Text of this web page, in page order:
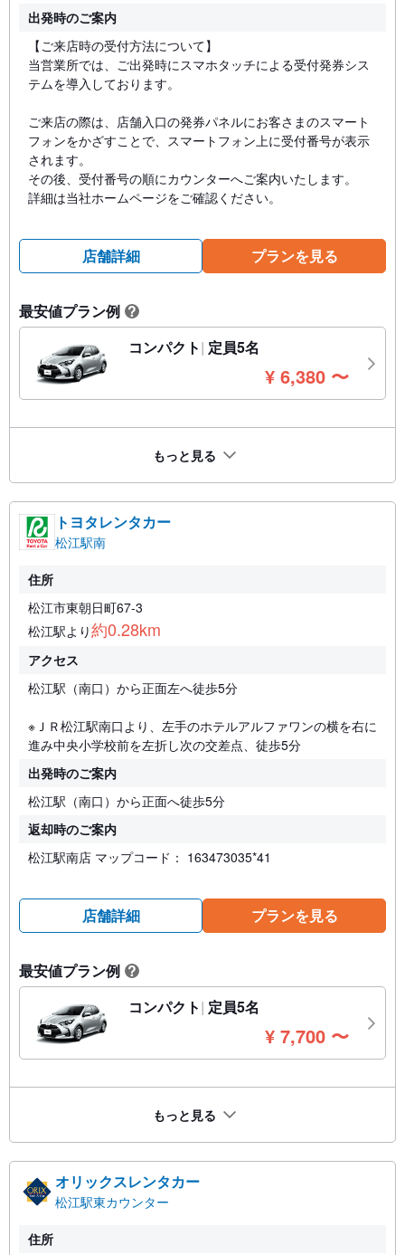
出発時のご案内
【ご来店時の受付方法について】
当営業所では、ご出発時にスマホタッチによる受付発券シス
テムを導入しております。
ご来店の際は、店舗入口の発券パネルにお客さまのスマート
フォンをかざすことで、スマートフォン上に受付番号が表示
されます。
その後、受付番号の順にカウンターへご案内いたします。
詳細は当社ホームページをご確認ください。
店舗詳細 プランを見る
最安値プラン例 ?
コンパクト 定員5名
¥ 6,380 円
〜
もっと見る
トヨタレンタカー
松江駅南
住所
松江市東朝日町67-3
松江駅より約0.28km
アクセス
松江駅（南口）から正面左へ徒歩5分
※ＪＲ松江駅南口より、左手のホテルアルファワンの横を右に
進み中央小学校前を左折し次の交差点、徒歩5分
出発時のご案内
松江駅（南口）から正面へ徒歩5分
返却時のご案内
松江駅南店 マップコード： 163473035*41
店舗詳細 プランを見る
最安値プラン例 ?
コンパクト 定員5名
¥ 7,700 円
〜
もっと見る
オリックスレンタカー
松江駅東カウンター
住所